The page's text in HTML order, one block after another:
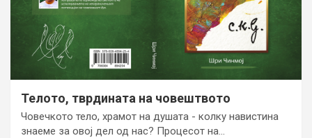
Телото, тврдината на човештвото
Човечкото тело, храмот на душата - колку навистина
знаеме за овој дел од нас? Процесот на…